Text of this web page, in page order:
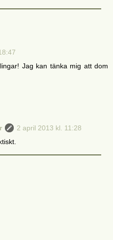
Jag kan tänka mig att dom
2 april 2013 kl. 11:28